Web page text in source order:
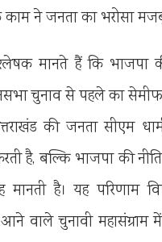
काम ने जनता का भरोसा
मानते हैं कि भाजपा
चुनाव से पहले का
की जनता सीएम
है, बल्कि भाजपा की
मानती है। यह परिणाम
वाले चुनावी